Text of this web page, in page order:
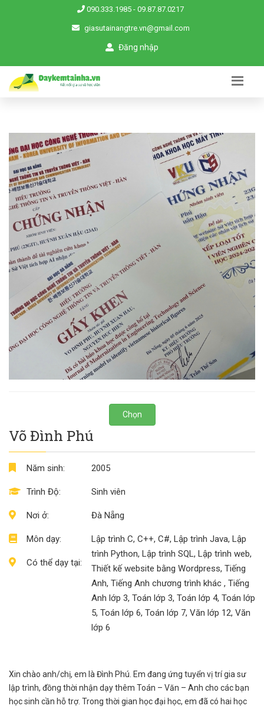
090.333.1985 - 09.87.87.0217
giasutainangtre.vn@gmail.com
Đăng nhập
Chọn
Võ Đình Phú
Năm sinh:
Trình Độ:
Nơi ở:
Môn dạy:
Có thể dạy tại:
2005
Sinh viên
Đà Nẵng
Lập trình C, C++, C#, Lập trình Java, Lập
trình Python, Lập trình SQL, Lập trình web,
Thiết kế website bằng Wordpress, Tiếng
Anh, Tiếng Anh chương trình khác , Tiếng
Anh lớp 3, Toán lớp 3, Toán lớp 4, Toán lớp
5, Toán lớp 6, Toán lớp 7, Văn lớp 12, Văn
lớp 6
Xin chào anh/chị, em là Đình Phú. Em đang ứng tuyển vị trí gia sư
lập trình, đồng thời nhận dạy thêm Toán – Văn – Anh cho các bạn
học sinh cần hỗ trợ. Trong thời gian học đại học, em đã có hai học